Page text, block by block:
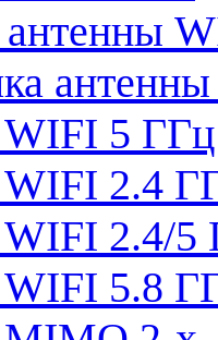
5 ГГц
2.4
2.4/5
5.8